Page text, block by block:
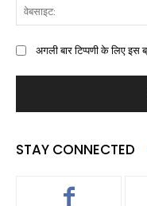
अगली बार टिप्पणी के लिए
STAY CONNECTED